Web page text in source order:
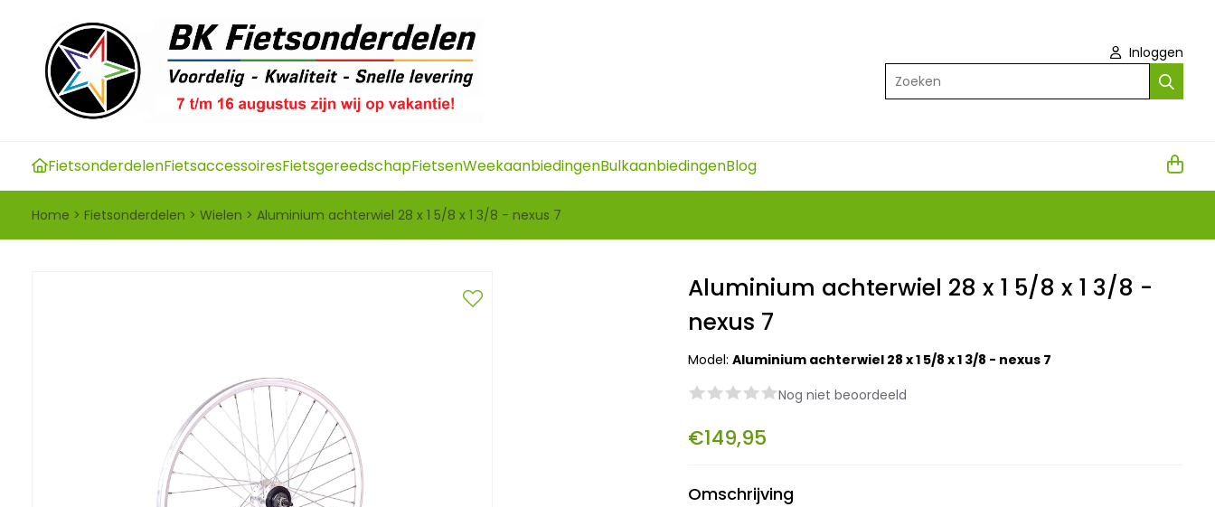
Inloggen
Zoeken
FietsonderdelenFietsaccessoiresFietsgereedschapFietsenWeekaanbiedingenBulkaanbiedingenBlog
Home > Fietsonderdelen > Wielen > Aluminium achterwiel 28 x 1 5/8 x 1 3/8 - nexus 7
Aluminium achterwiel 28 x 1 5/8 x 1 3/8 -
nexus 7
Model:Aluminium achterwiel 28 x 1 5/8 x 1 3/8 - nexus 7
Nog niet beoordeeld
€149,95
Omschrijving